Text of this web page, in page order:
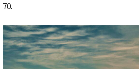
70.